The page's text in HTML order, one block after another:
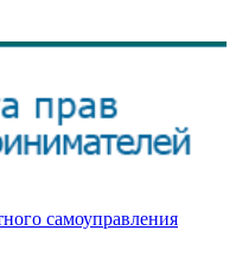
самоуправления